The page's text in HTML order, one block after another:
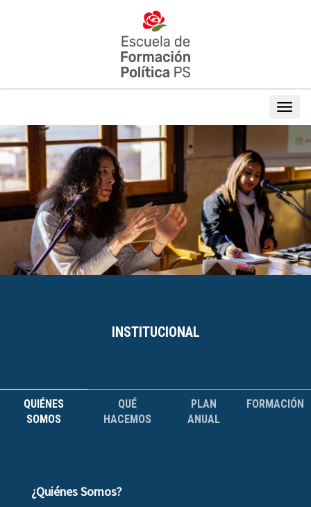
INSTITUCIONAL
QUIÉNES
SOMOS
QUÉ
HACEMOS
PLAN
ANUAL
FORMACIÓN
¿Quiénes Somos?